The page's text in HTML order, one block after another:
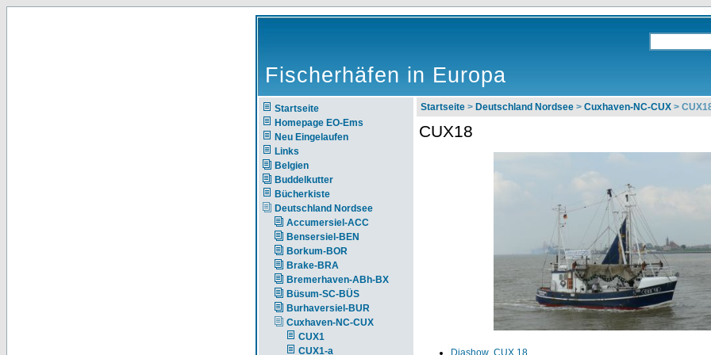
Fischerhäfen in Europa
Startseite
Homepage EO-Ems
Neu Eingelaufen
Links
Belgien
Buddelkutter
Bücherkiste
Deutschland Nordsee
Accumersiel-ACC
Bensersiel-BEN
Borkum-BOR
Brake-BRA
Bremerhaven-ABh-BX
Büsum-SC-BÜS
Burhaversiel-BUR
Cuxhaven-NC-CUX
CUX1
CUX1-a
Startseite > Deutschland Nordsee > Cuxhaven-NC-CUX >
CUX18
Diashow CUX 18